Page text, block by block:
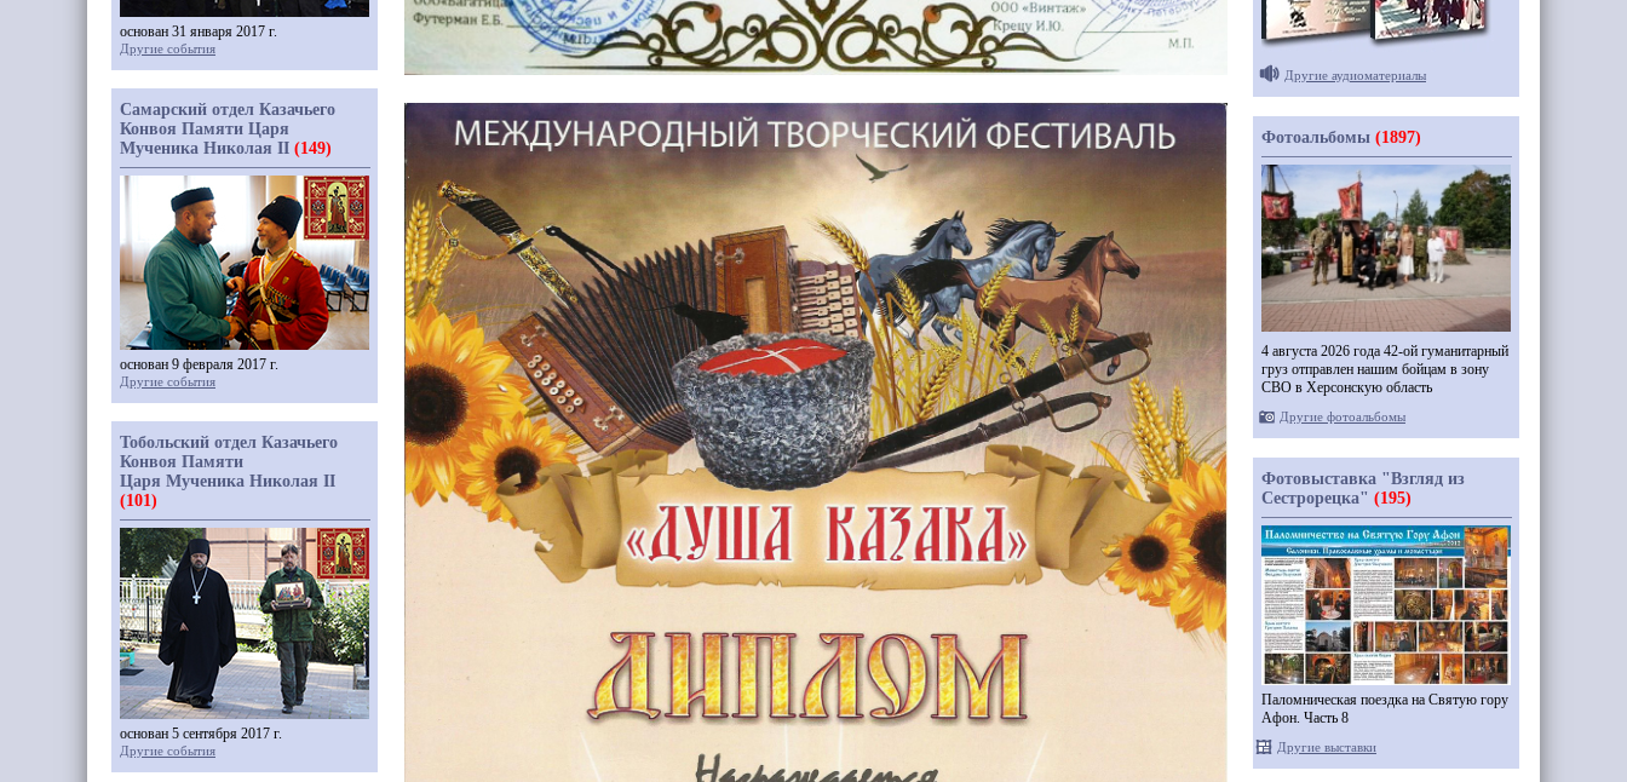
основан 31 января 2017 г.
Другие события
Самарский отдел Казачьего
Конвоя Памяти Царя
Мученика Николая II (149)
основан 9 февраля 2017 г.
Другие события
Тобольский отдел Казачьего
Конвоя Памяти
Царя Мученика Николая II
(101)
основан 5 сентября 2017 г.
Другие события
Другие аудиоматериалы
Фотоальбомы (1897)
4 августа 2026 года 42-ой гуманитарный
груз отправлен нашим бойцам в зону
СВО в Херсонскую область
Другие фотоальбомы
Фотовыставка "Взгляд из
Сестрорецка" (195)
Паломническая поездка на Святую гору
Афон. Часть 8
Другие выставки